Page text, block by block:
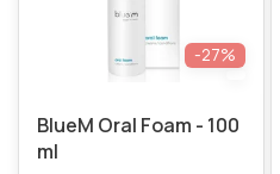
-27%
BlueM Oral Foam - 100
ml